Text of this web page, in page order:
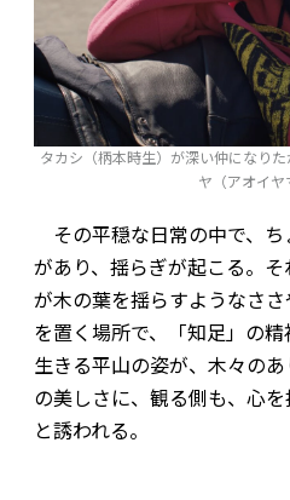
タカシ（柄本時生）が深い仲になり
ヤ（アオイヤ
その平穏な日常の中で、ち
があり、揺らぎが起こる。
が木の葉を揺らすようなさ
を置く場所で、「知足」の
生きる平山の姿が、木々の
の美しさに、観る側も、心
と誘われる。